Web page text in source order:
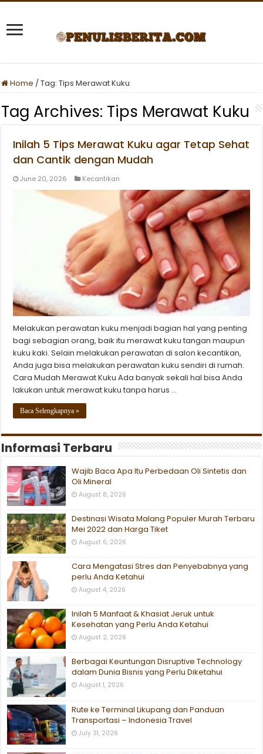
Home /Tag:Tips Merawat Kuku
Tag Archives: Tips Merawat Kuku
Inilah 5 Tips Merawat Kuku agar Tetap Sehat
dan Cantik dengan Mudah
June 20, 2026 Kecantikan
Melakukan perawatan kuku menjadi bagian hal yang penting
bagi sebagian orang, baik itu merawat kuku tangan maupun
kuku kaki. Selain melakukan perawatan di salon kecantikan,
Anda juga bisa melakukan perawatan kuku sendiri di rumah.
Cara Mudah Merawat Kuku Ada banyak sekali hal bisa Anda
lakukan untuk merawat kuku tanpa harus …
Baca Selengkapnya »
Informasi Terbaru
Wajib Baca Apa Itu Perbedaan Oli Sintetis dan
Oli Mineral
August 8, 2026
Destinasi Wisata Malang Populer Murah Terbaru
Mei 2022 dan Harga Tiket
August 6, 2026
Cara Mengatasi Stres dan Penyebabnya yang
perlu Anda Ketahui
August 4, 2026
Inilah 5 Manfaat & Khasiat Jeruk untuk
Kesehatan yang Perlu Anda Ketahui
August 2, 2026
Berbagai Keuntungan Disruptive Technology
dalam Dunia Bisnis yang Perlu Diketahui
August 1, 2026
Rute ke Terminal Likupang dan Panduan
Transportasi – Indonesia Travel
July 31, 2026